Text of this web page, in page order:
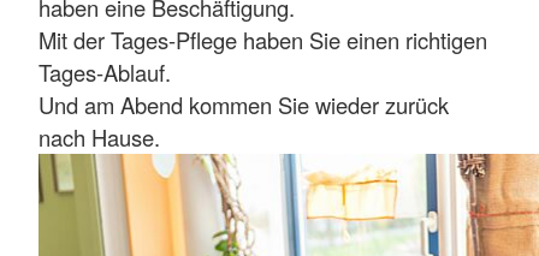
haben eine Beschäftigung.
Mit der Tages-Pflege haben Sie einen richtigen
Tages-Ablauf.
Und am Abend kommen Sie wieder zurück
nach Hause.